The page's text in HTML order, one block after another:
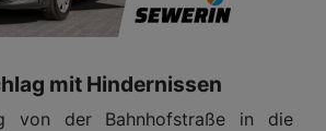
mit Hindernissen
von der Bahnhofstraße in die